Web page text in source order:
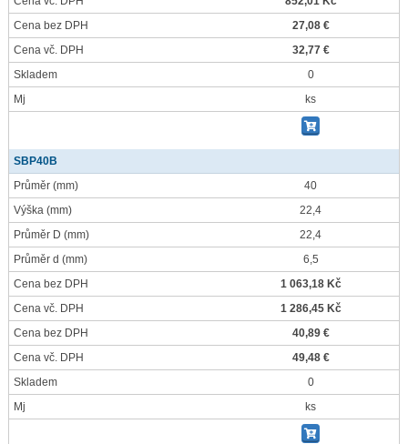
Cena bez DPH
27,08 €
Cena vč. DPH
32,77 €
Skladem
0
Mj
ks
SBP40B
Průměr (mm)
40
Výška (mm)
22,4
Průměr D (mm)
22,4
Průměr d (mm)
6,5
Cena bez DPH
1 063,18 Kč
Cena vč. DPH
1 286,45 Kč
Cena bez DPH
40,89 €
Cena vč. DPH
49,48 €
Skladem
0
Mj
ks